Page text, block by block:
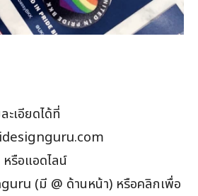
ะเอียดได้ที่
รือแอดไลน์
(มี @ ด้านหน้า) หรือคลิกเพื่อ